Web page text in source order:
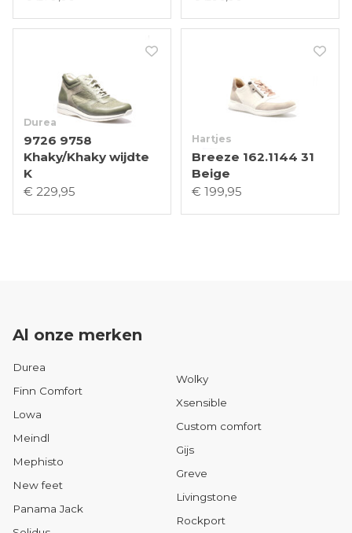
Durea
9726 9758
Khaky/Khaky wijdte
K
€ 229,95
Hartjes
Breeze 162.1144 31
Beige
€ 199,95
Al onze merken
Durea
Finn Comfort
Lowa
Meindl
Mephisto
New feet
Panama Jack
Wolky
Xsensible
Custom comfort
Gijs
Greve
Livingstone
Rockport